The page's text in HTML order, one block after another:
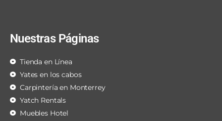
Nuestras Páginas
Tienda en Línea
Yates en los cabos
Carpintería en Monterrey
Yatch Rentals
Muebles Hotel